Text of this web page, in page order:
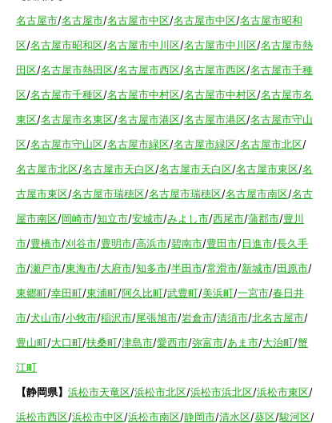
名古屋市/名古屋市/名古屋市中区/名古屋市中区/名古屋市昭和
区/名古屋市昭和区/名古屋市中川区/名古屋市中川区/名古屋市熱
田区/名古屋市熱田区/名古屋市西区/名古屋市西区/名古屋市千種
区/名古屋市千種区/名古屋市中村区/名古屋市中村区/名古屋市名
東区/名古屋市名東区/名古屋市港区/名古屋市港区/名古屋市守山
区/名古屋市守山区/名古屋市緑区/名古屋市緑区/名古屋市北区/
名古屋市北区/名古屋市天白区/名古屋市天白区/名古屋市東区/名
古屋市東区/名古屋市瑞穂区/名古屋市瑞穂区/名古屋市南区/名古
屋市南区/岡崎市/知立市/安城市/みよし市/西尾市/蒲郡市/豊川
市/豊橋市/刈谷市/豊明市/高浜市/碧南市/豊田市/日進市/長久手
市/瀬戸市/東海市/大府市/知多市/半田市/常滑市/新城市/田原市/
東郷町/幸田町/東浦町/阿久比町/武豊町/美浜町/一宮市/春日井
市/犬山市/小牧市/稲沢市/尾張旭市/岩倉市/清須市/北名古屋市/
豊山町/大口町/扶桑町/津島市/愛西市/弥富市/あま市/大治町/蟹
江町
【静岡県】 浜松市天竜区/浜松市北区/浜松市浜北区/浜松市東区/
浜松市西区/浜松市中区/浜松市南区/静岡市/清水区/葵区/駿河区/